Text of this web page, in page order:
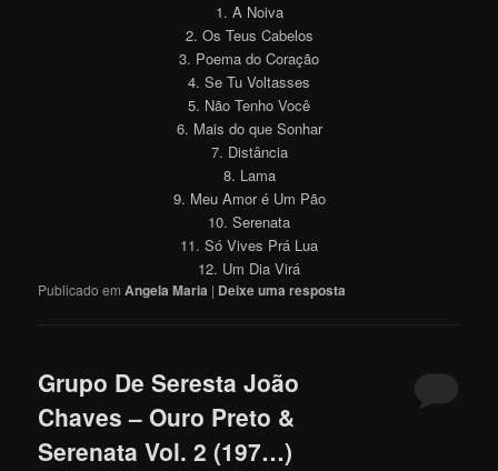
1. A Noiva
2. Os Teus Cabelos
3. Poema do Coração
4. Se Tu Voltasses
5. Não Tenho Você
6. Mais do que Sonhar
7. Distância
8. Lama
9. Meu Amor é Um Pão
10. Serenata
11. Só Vives Prá Lua
12. Um Dia Virá
Publicado em Angela Maria | Deixe uma resposta
Grupo De Seresta João
Chaves – Ouro Preto &
Serenata Vol. 2 (197…)